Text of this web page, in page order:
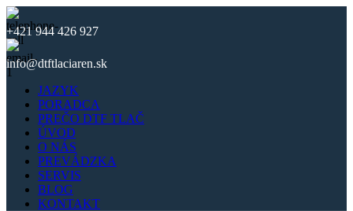
+421 944 426 927
info@dtftlaciaren.sk
JAZYK
PORADCA
PREČO DTF TLAČ
ÚVOD
O NÁS
PREVÁDZKA
SERVIS
BLOG
KONTAKT